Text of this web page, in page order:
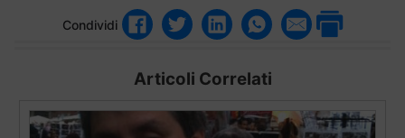
Condividi
Articoli Correlati